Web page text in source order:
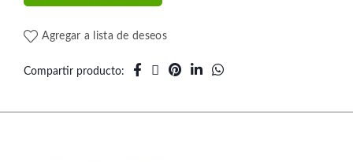
Agregar a lista de deseos
Compartir producto